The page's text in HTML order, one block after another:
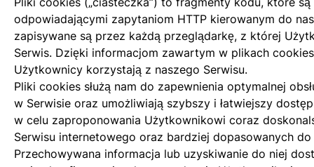
odpowiadającymi zapytaniom HTTP kierowanym do
zapisywane są przez każdą przeglądarkę, z której
Serwis. Dzięki informacjom zawartym w plikach
Użytkownicy korzystają z naszego Serwisu.
Pliki cookies służą nam do zapewnienia optymalnej
w Serwisie oraz umożliwiają szybszy i łatwiejszy
w celu zaproponowania Użytkownikowi coraz
Serwisu internetowego oraz bardziej dopasowanych
Przechowywana informacja lub uzyskiwanie do niej